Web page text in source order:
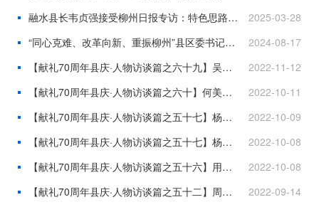
融水县长韦贞强接受柳州日报专访：特色思路为笔 绘就工业新篇
2025-03-28
“同心克难、改革向新、重振柳州”县区委书记系列访谈｜融水：凝心聚力担使命 勇毅笃行谱新篇
2024-08-17
【献礼70周年县庆·人物访谈篇之六十九】吴必强：发挥余热守初心 助力乡村振兴
2022-11-12
【献礼70周年县庆·人物访谈篇之六十】何美媛：外来的好媳妇 村里的好支书
2022-10-11
【献礼70周年县庆·人物访谈篇之五十七】杨文确：从“全不会”到“样样通”
2022-10-09
【献礼70周年县庆·人物访谈篇之五十七】杨文确：从“全不会”到“样样通”
2022-10-08
【献礼70周年县庆·人物访谈篇之五十六】用最美好的青春镌刻“苗山之恋”——记安陲乡江门村党总支部书记、村委会主任杨宁
2022-10-08
【献礼70周年县庆·人物访谈篇之五十二】周义才：微光点燃梦想 忠诚守护平安
2022-09-14